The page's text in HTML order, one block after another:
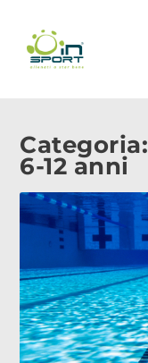
Categoria:
6-12 anni